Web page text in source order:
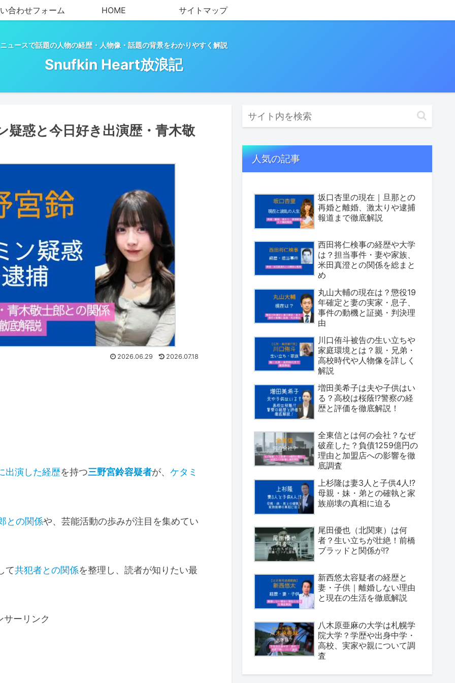
ニュースで話題の人物の経歴・人物像・話題の背景をわかりやすく解説
Snufkin Heart放浪記
合わせフォーム HOME サイトマップ
疑惑と今日好き出演歴・青木敬
2026.06.29 2026.07.18
出演した経歴を持つ三野宮鈴容疑者が、 ケタミ
との関係や、芸能活動の歩みが注目を集めてい
て共犯者との関係を整理し、読者が知りたい最
サーリンク
人気の記事
坂口杏里の現在｜旦那との
再婚と離婚、激太りや逮捕
報道まで徹底解説
西田将仁検事の経歴や大学
は？担当事件・妻や家族、
米田真澄との関係を総まと
め
丸山大輔の現在は？懲役19
年確定と妻の実家・息子、
事件の動機と証拠・判決理
由
川口侑斗被告の生い立ちや
家庭環境とは？親・兄弟・
高校時代や人物像を詳しく
解説
増田美希子は夫や子供はい
る？高校は桜蔭!?警察の経
歴と評価を徹底解説！
全東信とは何の会社？なぜ
破産した？負債1259億円の
理由と加盟店への影響を徹
底調査
上杉隆は妻3人と子供4人!?
母親・妹・弟との確執と家
族崩壊の真相に迫る
尾田優也（北関東）は何
者？生い立ちが壮絶！前橋
ブラッドと関係が!?
新西悠太容疑者の経歴と
妻・子供｜離婚しない理由
と現在の生活を徹底解説
八木原亜麻の大学は札幌学
院大学？学歴や出身中学・
高校、実家や親について調
査